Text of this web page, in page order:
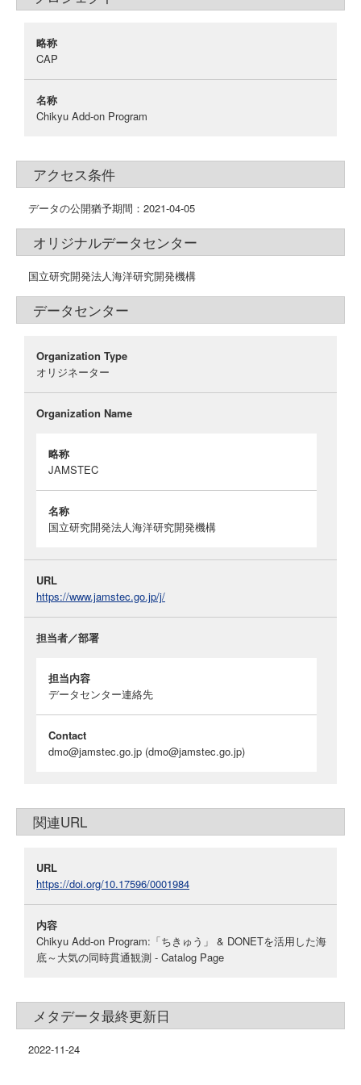
略称
CAP
名称
Chikyu Add-on Program
アクセス条件
データの公開猶予期間：2021-04-05
オリジナルデータセンター
国立研究開発法人海洋研究開発機構
データセンター
Organization Type
オリジネーター
Organization Name
略称
JAMSTEC
名称
国立研究開発法人海洋研究開発機構
URL
https://www.jamstec.go.jp/j/
担当者／部署
担当内容
データセンター連絡先
Contact
dmo@jamstec.go.jp (dmo@jamstec.go.jp)
関連URL
URL
https://doi.org/10.17596/0001984
内容
Chikyu Add-on Program:「ちきゅう」 & DONETを活用した海
底～大気の同時貫通観測 - Catalog Page
メタデータ最終更新日
2022-11-24